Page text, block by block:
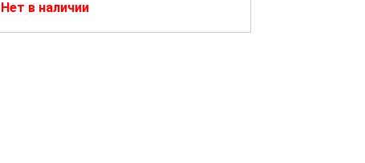
Нет в наличии